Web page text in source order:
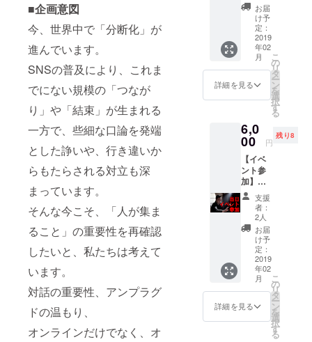
■企画意図
今、世界中で「分断化」が
進んでいます。
SNSの普及により、これま
でにない規模の「つなが
り」や「結束」が生まれる
一方で、些細な口論を発端
とした諍いや、行き違いか
らもたらされる対立も深
まっています。
そんな今こそ、「人が集ま
ること」の重要性を再確認
したいと、私たちは考えて
います。
対話の重要性、アンプラグ
ドの温もり、
オンラインだけでなく、オ
かと思
いま
す。 そ
こで、
今回の
怪談イ
ベント
に関し
講演箇
所につ
いて
は、映
像で録
画し、
後日
DVDと
してお
手元に
お届け
させて
いただ
きま
す。 今
後も怪
談など
コース
イベン
ト参加
に加え
て、ワ
ンドリ
ンクと
軽食を
追加し
たプラ
す。 軽
食は、
枝豆、
ポテト
サラ
ダ、鶏
唐揚
げ、ミ
ニハン
バーグ
のセッ
トとな
りま
す！
お届
け予
定：
2019
年02
月
詳細を見る
こ
の
リ
タ
ー
ン
を
選
択
す
る
6,0
00 円
残り8
【イベ
ント参
加】（1
組2名様
用）
コース
本イベ
ントに
ご参加
いただ
くコー
スで
す。怪
談、
トーク
イベン
支援
者：
2人
お届
け予
定：
2019
年02
月
詳細を見る
こ
の
リ
タ
ー
ン
を
選
択
す
る